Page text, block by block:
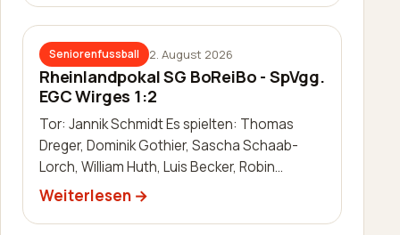
Seniorenfussball 2. August 2026
Rheinlandpokal SG BoReiBo - SpVgg.
EGC Wirges 1:2
Tor: Jannik Schmidt Es spielten: Thomas
Dreger, Dominik Gothier, Sascha Schaab-
Lorch, William Huth, Luis Becker, Robin
Zimmermann, Julien Leidinger, Jannik Schm…
Weiterlesen